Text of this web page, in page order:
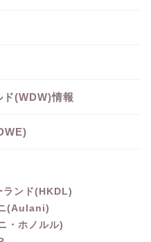
ド(WDW)情報
ランド(HKDL)
(Aulani)
・ホノルル)